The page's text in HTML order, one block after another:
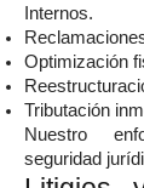
Internos.
Optimización
Tributación
Nuestro
seguridad